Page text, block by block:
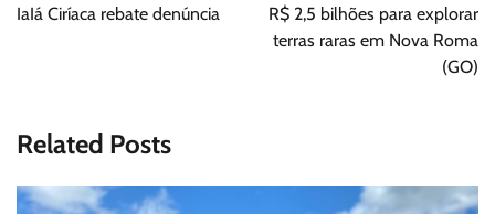
Post
IaIá Ciríaca rebate denúncia
R$ 2,5 bilhões para explorar
terras raras em Nova Roma
(GO)
Related Posts